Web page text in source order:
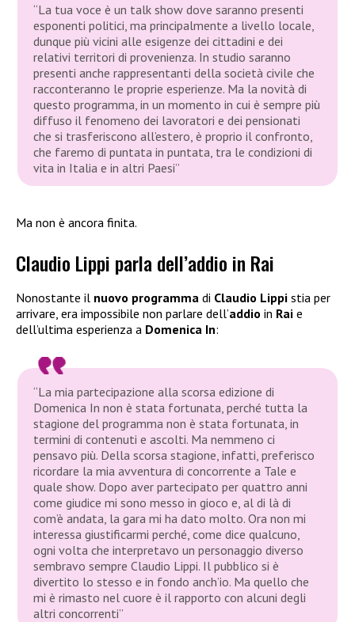
“La tua voce è un talk show dove saranno presenti
esponenti politici, ma principalmente a livello locale,
dunque più vicini alle esigenze dei cittadini e dei
relativi territori di provenienza. In studio saranno
presenti anche rappresentanti della società civile che
racconteranno le proprie esperienze. Ma la novità di
questo programma, in un momento in cui è sempre più
diffuso il fenomeno dei lavoratori e dei pensionati
che si trasferiscono all’estero, è proprio il confronto,
che faremo di puntata in puntata, tra le condizioni di
vita in Italia e in altri Paesi”
Ma non è ancora finita.
Claudio Lippi parla dell’addio in Rai
Nonostante il nuovo programma di Claudio Lippi stia per
arrivare, era impossibile non parlare dell’addio in Rai e
dell’ultima esperienza a Domenica In:
“La mia partecipazione alla scorsa edizione di
Domenica In non è stata fortunata, perché tutta la
stagione del programma non è stata fortunata, in
termini di contenuti e ascolti. Ma nemmeno ci
pensavo più. Della scorsa stagione, infatti, preferisco
ricordare la mia avventura di concorrente a Tale e
quale show. Dopo aver partecipato per quattro anni
come giudice mi sono messo in gioco e, al di là di
com’è andata, la gara mi ha dato molto. Ora non mi
interessa giustificarmi perché, come dice qualcuno,
ogni volta che interpretavo un personaggio diverso
sembravo sempre Claudio Lippi. Il pubblico si è
divertito lo stesso e in fondo anch’io. Ma quello che
mi è rimasto nel cuore è il rapporto con alcuni degli
altri concorrenti”